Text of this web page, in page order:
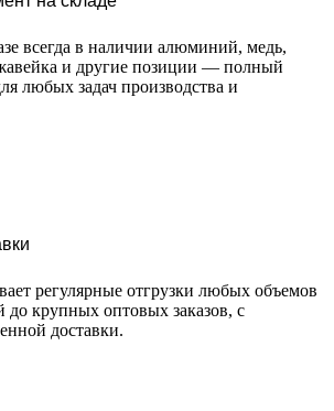
всегда в наличии алюминий, медь,
и другие позиции — полный
любых задач производства и
регулярные отгрузки любых объемов
крупных оптовых заказов, с
доставки.